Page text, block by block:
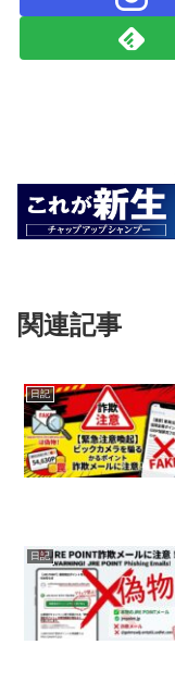
関連記事
日記
日記